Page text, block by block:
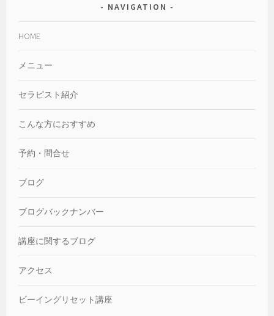
NAVIGATION
HOME
メニュー
セラピスト紹介
こんな方におすすめ
予約・問合せ
ブログ
ブログバックナンバー
講座に関するブログ
アクセス
ビーイングリセット講座